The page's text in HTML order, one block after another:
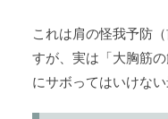
これは肩の怪我予防
すが、実は「大胸筋
にサボってはいけない